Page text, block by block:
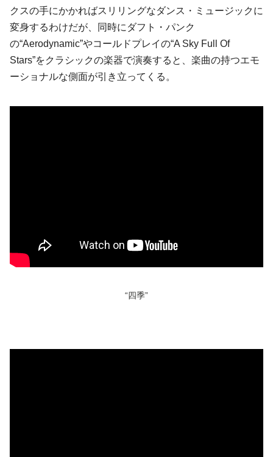
クスの手にかかればスリリングなダンス・ミュージックに
変身するわけだが、同時にダフト・パンク
の“Aerodynamic”やコールドプレイの“A Sky Full Of
Stars”をクラシックの楽器で演奏すると、楽曲の持つエモ
ーショナルな側面が引き立ってくる。
“四季”